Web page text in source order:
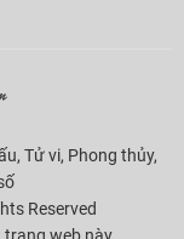
Tử vi, Phong thủy,
Reserved